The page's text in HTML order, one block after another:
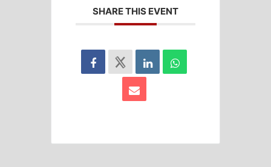
SHARE THIS EVENT